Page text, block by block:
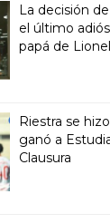
La decisión
el último
papá de Lionel
Riestra se
ganó a
Clausura